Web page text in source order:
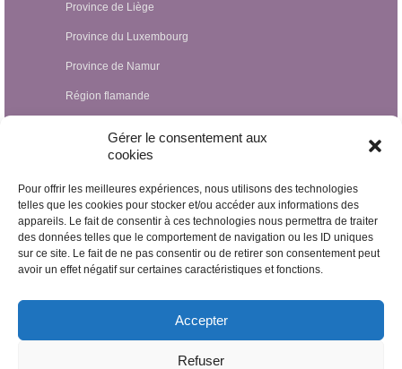
Gérer le consentement aux
cookies
Pour offrir les meilleures expériences, nous utilisons des technologies
telles que les cookies pour stocker et/ou accéder aux informations des
appareils. Le fait de consentir à ces technologies nous permettra de traiter
des données telles que le comportement de navigation ou les ID uniques
sur ce site. Le fait de ne pas consentir ou de retirer son consentement peut
avoir un effet négatif sur certaines caractéristiques et fonctions.
Accepter
Refuser
Province de Liège
Province du Luxembourg
Province de Namur
Région flamande
Hypnothérapeutes Luxembourg
Hypnothérapeutes France
Hypnothérapeutes Suisse
Hypnothérapeutes Pays-Bas
Hypnothérapeutes Espagne
Hypnothérapeutes Egypte